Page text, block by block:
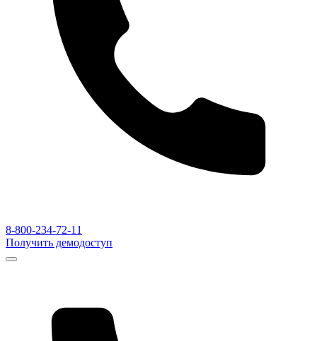
8-800-234-72-11
Получить демодоступ